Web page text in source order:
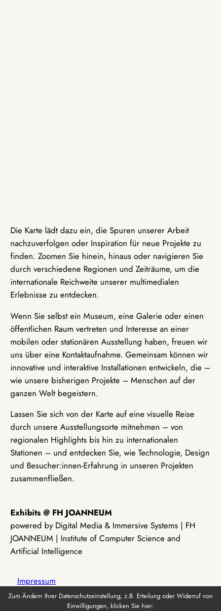
Die Karte lädt dazu ein, die Spuren unserer Arbeit
nachzuverfolgen oder Inspiration für neue Projekte zu
finden. Zoomen Sie hinein, hinaus oder navigieren Sie
durch verschiedene Regionen und Zeiträume, um die
internationale Reichweite unserer multimedialen
Erlebnisse zu entdecken.
Wenn Sie selbst ein Museum, eine Galerie oder einen
öffentlichen Raum vertreten und Interesse an einer
mobilen oder stationären Ausstellung haben, freuen wir
uns über eine Kontaktaufnahme. Gemeinsam können wir
innovative und interaktive Installationen entwickeln, die –
wie unsere bisherigen Projekte – Menschen auf der
ganzen Welt begeistern.
Lassen Sie sich von der Karte auf eine visuelle Reise
durch unsere Ausstellungsorte mitnehmen – von
regionalen Highlights bis hin zu internationalen
Stationen – und entdecken Sie, wie Technologie, Design
und Besucher:innen-Erfahrung in unseren Projekten
zusammenfließen.
Exhibits @ FH JOANNEUM
powered by Digital Media & Immersive Systems | FH
JOANNEUM | Institute of Computer Science and
Artificial Intelligence
Impressum
Zum Ändern Ihrer Datenschutzeinstellung, z.B. Erteilung oder Widerruf von
Einwilligungen, klicken Sie hier: